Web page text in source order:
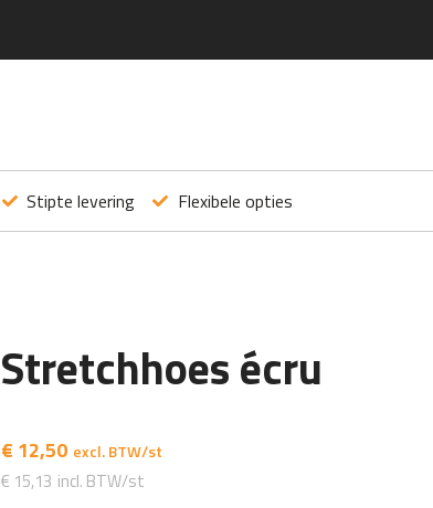
Stipte levering Flexibele opties
Stretchhoes écru
€ 12,50
€ 15,13